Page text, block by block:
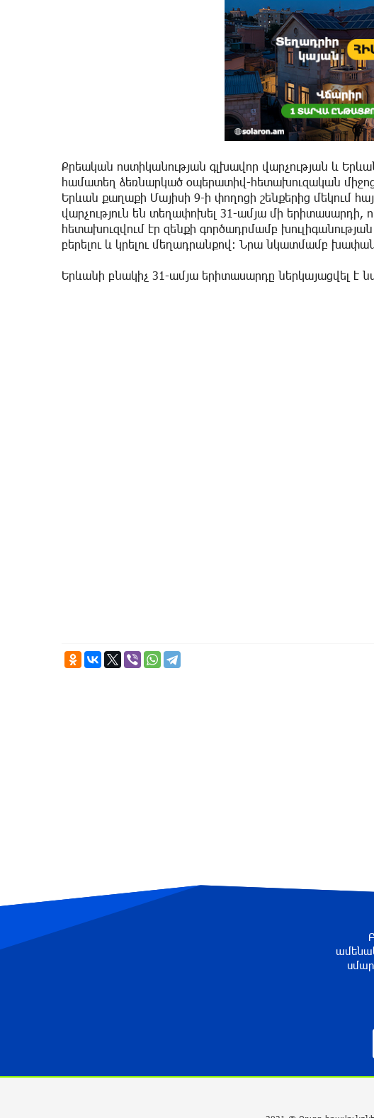
Քրեական ոստիկանության գլխավոր վարչության և
համատեղ ձեռնարկած օպերատիվ-հետախուզական
Երևան քաղաքի Մայիսի 9-ի փողոցի շենքերից մեկում
վարչություն են տեղափոխել 31-ամյա մի երիտասարդի,
հետախուզվում էր զենքի գործադրմամբ
բերելու և կրելու մեղադրանքով։ Նրա նկատմամբ
Երևանի բնակիչ 31-ամյա երիտասարդը ներկայացվել է